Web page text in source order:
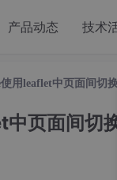
产品动态 技术
用leaflet中页面间切
页面间切